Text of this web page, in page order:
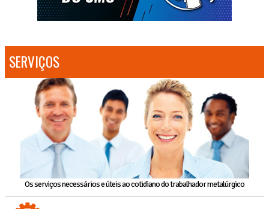
SERVIÇOS
Os serviços necessários e úteis ao cotidiano do trabalhador metalúrgico